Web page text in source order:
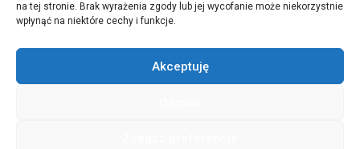
na tej stronie. Brak wyrażenia zgody lub jej wycofanie może niekorzystnie
wpłynąć na niektóre cechy i funkcje.
Akceptuję
TEL:+48 509 547 822
redakcja@czytamiwiem.pl